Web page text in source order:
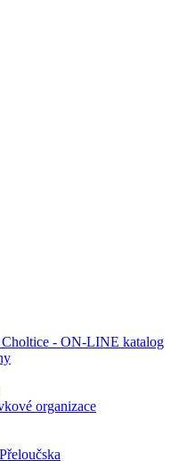
Choltice - ON-LINE katalog
organizace